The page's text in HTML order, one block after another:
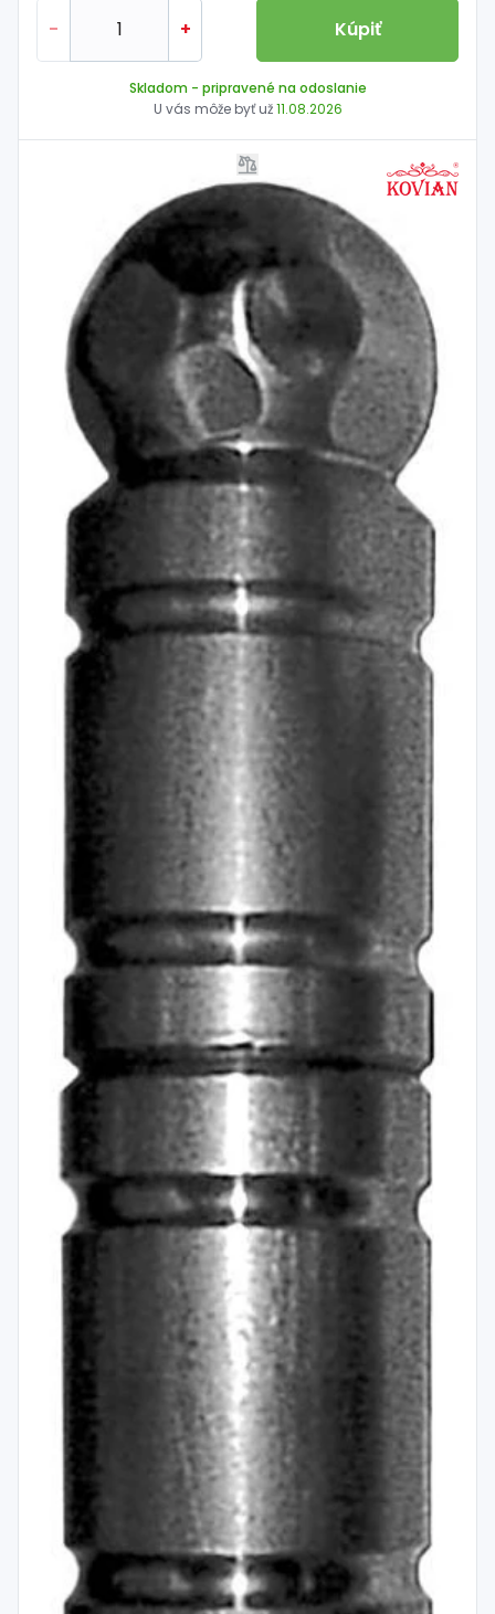
- + Kúpiť
Skladom - pripravené na odoslanie
U vás môže byť už11.08.2026